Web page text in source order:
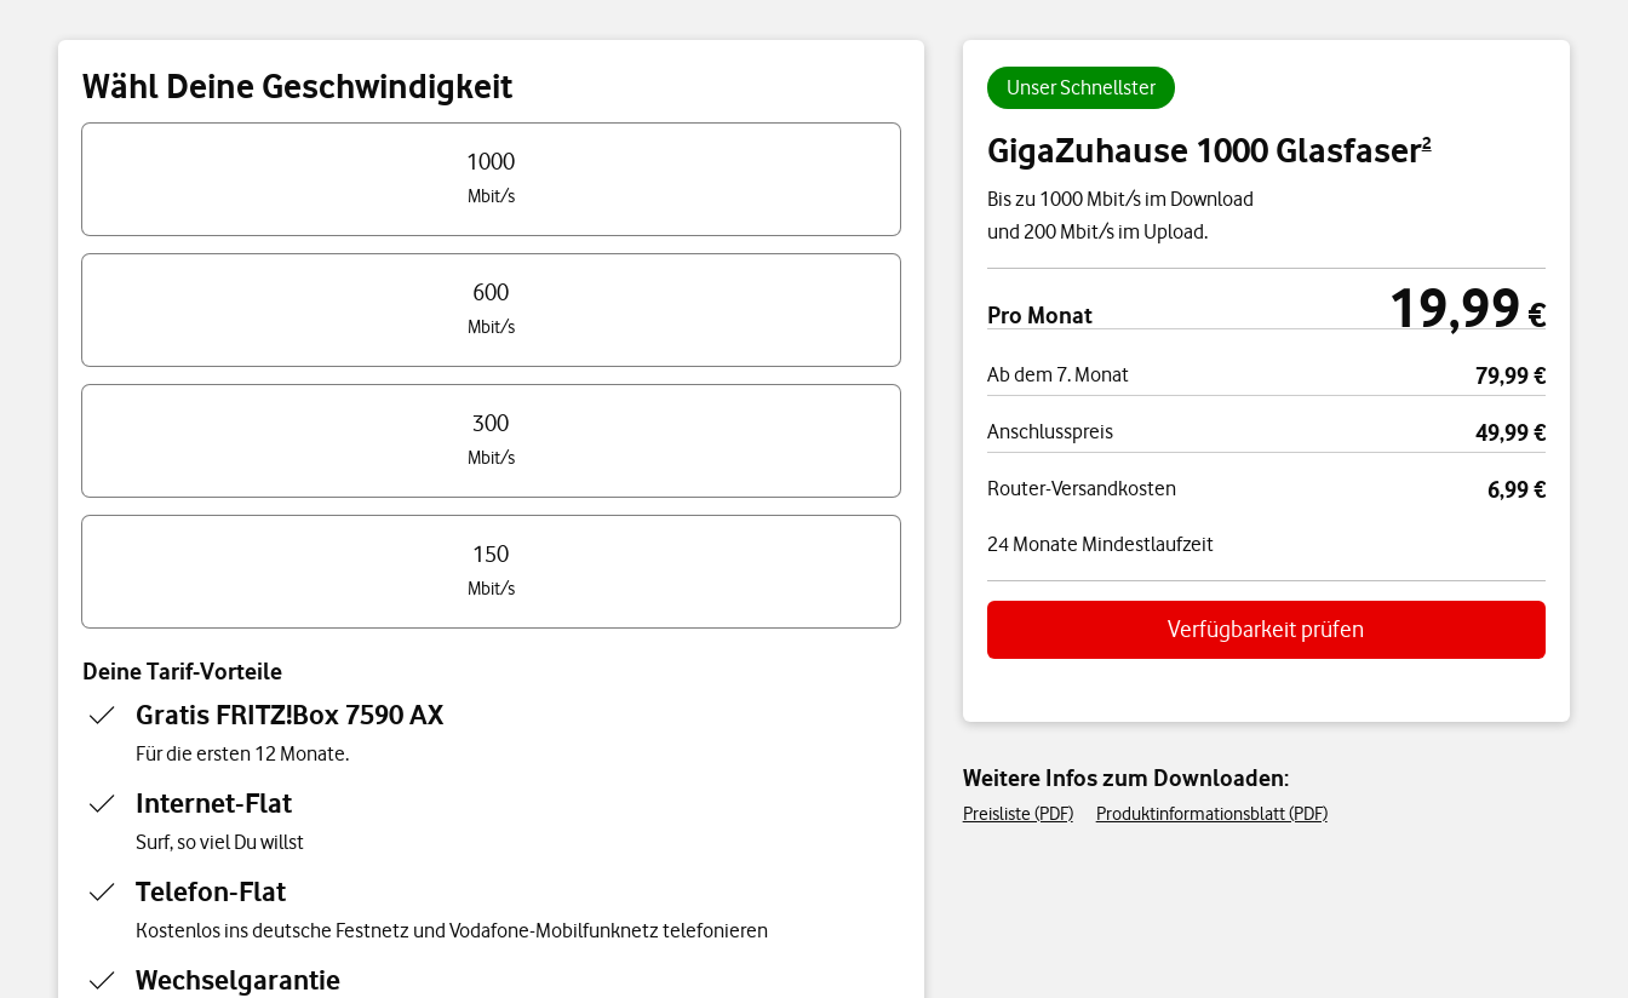
Wähl Deine Geschwindigkeit
1000
Mbit/s
600
Mbit/s
300
Mbit/s
150
Mbit/s
Deine Tarif-Vorteile
Gratis FRITZ!Box 7590 AX
Für die ersten 12 Monate.
Internet-Flat
Surf, so viel Du willst
Telefon-Flat
Kostenlos ins deutsche Festnetz und Vodafone-Mobilfunknetz telefonieren
Wechselgarantie
Unser Schnellster
GigaZuhause 1000 Glasfaser2
Bis zu 1000 Mbit/s im Download
und 200 Mbit/s im Upload.
Preisübersicht
Pro Monat 19,99 €
19,99 €
Ab dem 7. Monat 79,99 €
Anschlusspreis 49,99 €
Router-Versandkosten 6,99 €
24 Monate Mindestlaufzeit
Verfügbarkeit prüfen
Weitere Infos zum Downloaden:
Preisliste (PDF) Produktinformationsblatt (PDF)